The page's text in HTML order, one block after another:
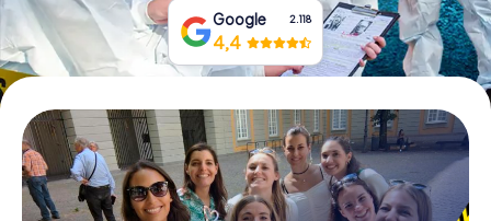
Google 2.118
4,4